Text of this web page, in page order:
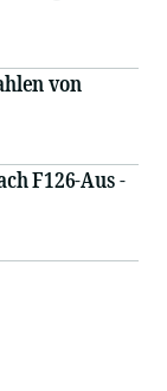
von
F126-Aus -